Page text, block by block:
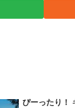
ぴーったり！